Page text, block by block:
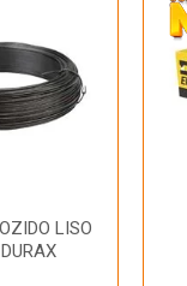
LISO